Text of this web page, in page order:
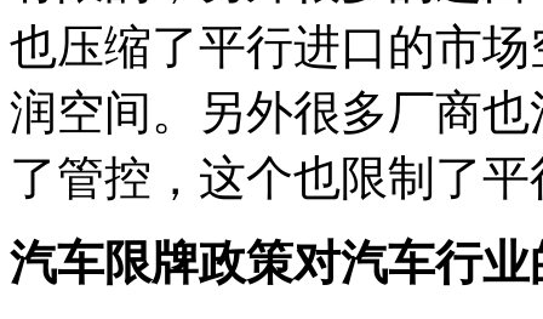
也压缩了平行进口的市
润空间。另外很多厂商
了管控，这个也限制了
汽车限牌政策对汽车行业